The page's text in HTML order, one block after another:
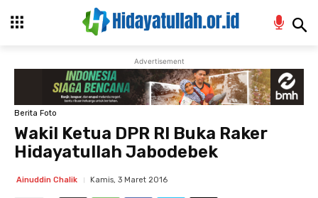
Advertisement
Berita Foto
Wakil Ketua DPR RI Buka Raker
Hidayatullah Jabodebek
Ainuddin Chalik Kamis, 3 Maret 2016